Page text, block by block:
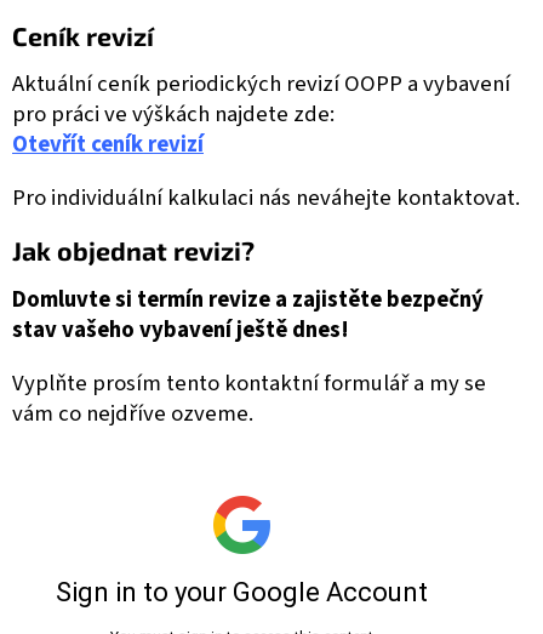
Ceník revizí
Aktuální ceník periodických revizí OOPP a vybavení
pro práci ve výškách najdete zde:
Otevřít ceník revizí
Pro individuální kalkulaci nás neváhejte kontaktovat.
Jak objednat revizi?
Domluvte si termín revize a zajistěte bezpečný
stav vašeho vybavení ještě dnes!
Vyplňte prosím tento kontaktní formulář a my se
vám co nejdříve ozveme.